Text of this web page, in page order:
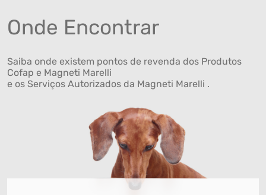
Onde Encontrar
Saiba onde existem pontos de revenda dos Produtos
Cofap e Magneti Marelli
e os Serviços Autorizados da Magneti Marelli .